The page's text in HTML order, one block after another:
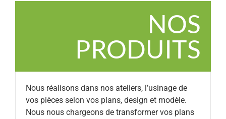
NOS
PRODUITS
Nous réalisons dans nos ateliers, l’usinage de
vos pièces selon vos plans, design et modèle.
Nous nous chargeons de transformer vos plans